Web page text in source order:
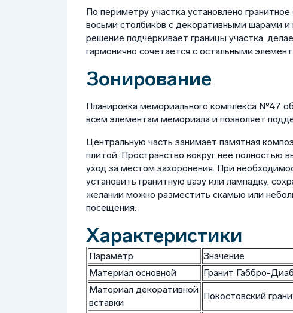
По периметру участка установлено
восьми столбиков с декоративными шарами и
решение подчёркивает границы участка,
гармонично сочетается с остальными
Зонирование
Планировка мемориального комплекса №47
всем элементам мемориала и позволяет
Центральную часть занимает памятная
плитой. Пространство вокруг неё полностью
уход за местом захоронения. При
установить гранитную вазу или лампадку,
желании можно разместить скамью или
посещения.
Характеристики
Параметр
Значение
Материал основной
Гранит Габбро-
Материал декоративной
вставки
Покостовский